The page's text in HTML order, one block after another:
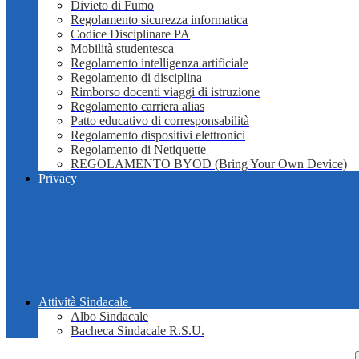
Divieto di Fumo
Regolamento sicurezza informatica
Codice Disciplinare PA
Mobilità studentesca
Regolamento intelligenza artificiale
Regolamento di disciplina
Rimborso docenti viaggi di istruzione
Regolamento carriera alias
Patto educativo di corresponsabilità
Regolamento dispositivi elettronici
Regolamento di Netiquette
REGOLAMENTO BYOD (Bring Your Own Device)
Privacy
Attività Sindacale
Albo Sindacale
Bacheca Sindacale R.S.U.